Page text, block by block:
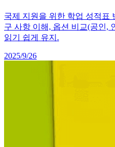
국제 지원을 위한 학업 성적표
구 사항 이해, 옵션 비교(공인,
읽기 쉽게 유지.
2025/9/26